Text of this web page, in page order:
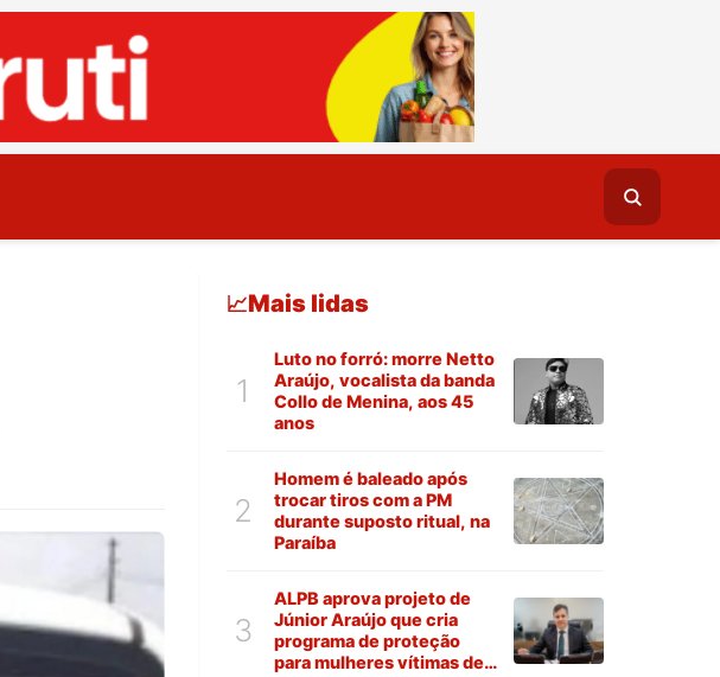
📈Mais lidas
1
Luto no forró: morre Netto
Araújo, vocalista da banda
Collo de Menina, aos 45
anos
2
Homem é baleado após
trocar tiros com a PM
durante suposto ritual, na
Paraíba
3
ALPB aprova projeto de
Júnior Araújo que cria
programa de proteção
para mulheres vítimas de